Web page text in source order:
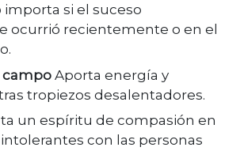
importa si el suceso
ocurrió recientemente o en el
campo Aporta energía y
tropiezos desalentadores.
un espíritu de compasión en
con las personas